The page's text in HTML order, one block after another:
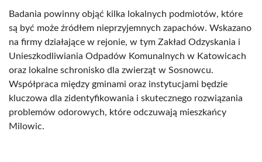
Badania powinny objąć kilka lokalnych podmiotów, które
są być może źródłem nieprzyjemnych zapachów. Wskazano
na firmy działające w rejonie, w tym Zakład Odzyskania i
Unieszkodliwiania Odpadów Komunalnych w Katowicach
oraz lokalne schronisko dla zwierząt w Sosnowcu.
Współpraca między gminami oraz instytucjami będzie
kluczowa dla zidentyfikowania i skutecznego rozwiązania
problemów odorowych, które odczuwają mieszkańcy
Milowic.